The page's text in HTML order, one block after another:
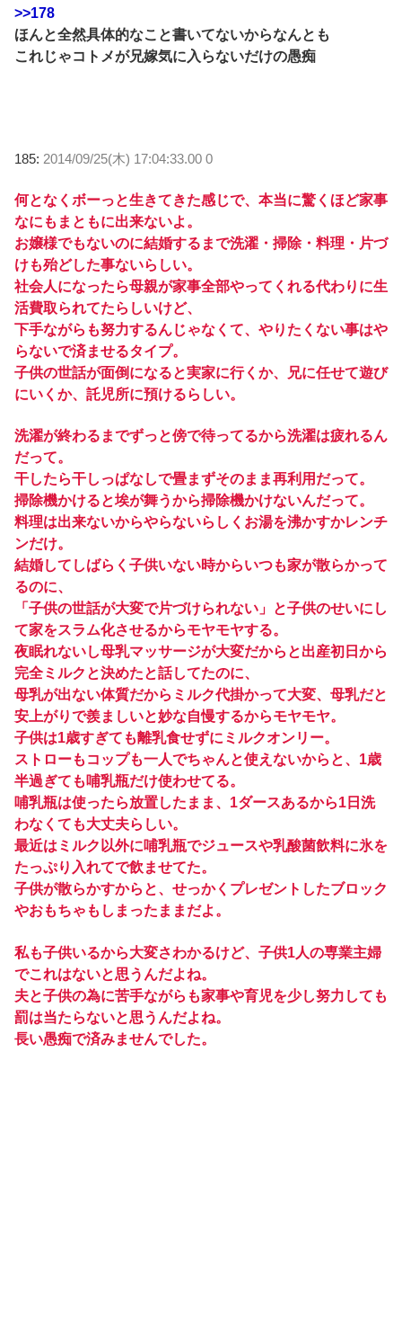
>>178
ほんと全然具体的なこと書いてないからなんとも
これじゃコトメが兄嫁気に入らないだけの愚痴
185: 2014/09/25(木) 17:04:33.00 0
何となくボーっと生きてきた感じで、本当に驚くほど家事
なにもまともに出来ないよ。
お嬢様でもないのに結婚するまで洗濯・掃除・料理・片づ
けも殆どした事ないらしい。
社会人になったら母親が家事全部やってくれる代わりに生
活費取られてたらしいけど、
下手ながらも努力するんじゃなくて、やりたくない事はや
らないで済ませるタイプ。
子供の世話が面倒になると実家に行くか、兄に任せて遊び
にいくか、託児所に預けるらしい。
洗濯が終わるまでずっと傍で待ってるから洗濯は疲れるん
だって。
干したら干しっぱなしで畳まずそのまま再利用だって。
掃除機かけると埃が舞うから掃除機かけないんだって。
料理は出来ないからやらないらしくお湯を沸かすかレンチ
ンだけ。
結婚してしばらく子供いない時からいつも家が散らかって
るのに、
「子供の世話が大変で片づけられない」と子供のせいにし
て家をスラム化させるからモヤモヤする。
夜眠れないし母乳マッサージが大変だからと出産初日から
完全ミルクと決めたと話してたのに、
母乳が出ない体質だからミルク代掛かって大変、母乳だと
安上がりで羨ましいと妙な自慢するからモヤモヤ。
子供は1歳すぎても離乳食せずにミルクオンリー。
ストローもコップも一人でちゃんと使えないからと、1歳
半過ぎても哺乳瓶だけ使わせてる。
哺乳瓶は使ったら放置したまま、1ダースあるから1日洗
わなくても大丈夫らしい。
最近はミルク以外に哺乳瓶でジュースや乳酸菌飲料に氷を
たっぷり入れてで飲ませてた。
子供が散らかすからと、せっかくプレゼントしたブロック
やおもちゃもしまったままだよ。
私も子供いるから大変さわかるけど、子供1人の専業主婦
でこれはないと思うんだよね。
夫と子供の為に苦手ながらも家事や育児を少し努力しても
罰は当たらないと思うんだよね。
長い愚痴で済みませんでした。